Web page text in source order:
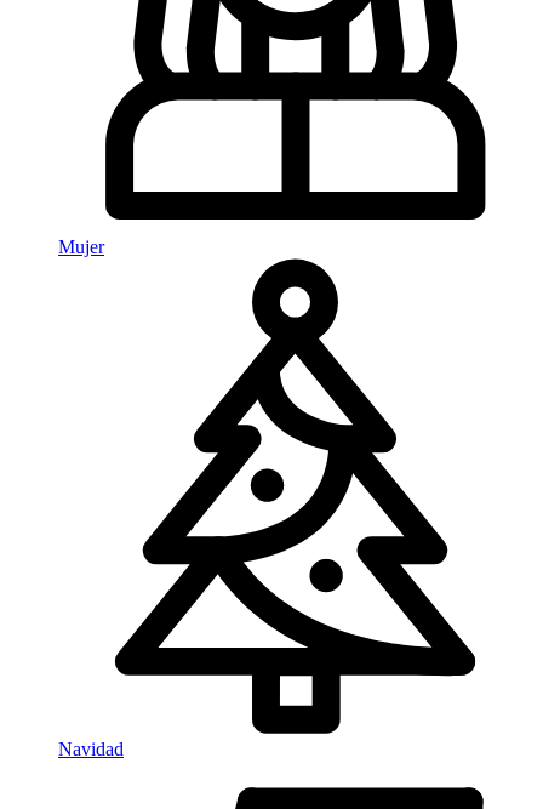
Mujer
Navidad